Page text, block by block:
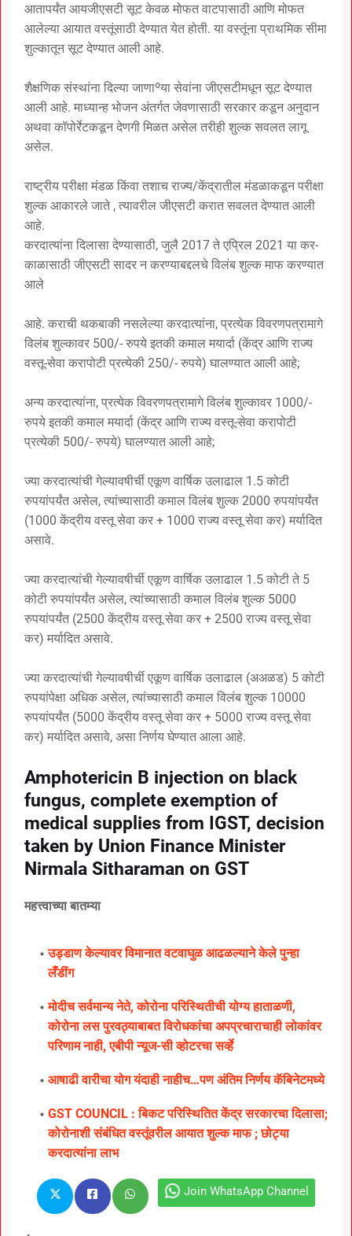
आतापर्यंत आयजीएसटी सूट केवळ मोफत वाटपासाठी आणि मोफत
आलेल्या आयात वस्तूंसाठी देण्यात येत होती. या वस्तूंना प्राथमिक सीमा
शुल्कातून सूट देण्यात आली आहे.
शैक्षणिक संस्थांना दिल्या जाणाºया सेवांना जीएसटीमधून सूट देण्यात
आली आहे. माध्यान्ह भोजन अंतर्गत जेवणासाठी सरकार कडून अनुदान
अथवा कॉपोर्रेटकडून देणगी मिळत असेल तरीही शुल्क सवलत लागू
असेल.
राष्ट्रीय परीक्षा मंडळ किंवा तशाच राज्य/केंद्रातील मंडळाकडून परीक्षा
शुल्क आकारले जाते , त्यावरील जीएसटी करात सवलत देण्यात आली
आहे.
करदात्यांना दिलासा देण्यासाठी, जुलै 2017 ते एप्रिल 2021 या कर-
काळासाठी जीएसटी सादर न करण्याबद्दलचे विलंब शुल्क माफ करण्यात
आले
आहे. कराची थकबाकी नसलेल्या करदात्यांना, प्रत्येक विवरणपत्रामागे
विलंब शुल्कावर 500/- रुपये इतकी कमाल मयार्दा (केंद्र आणि राज्य
वस्तू-सेवा करापोटी प्रत्येकी 250/- रुपये) घालण्यात आली आहे;
अन्य करदात्यांना, प्रत्येक विवरणपत्रामागे विलंब शुल्कावर 1000/-
रुपये इतकी कमाल मयार्दा (केंद्र आणि राज्य वस्तू-सेवा करापोटी
प्रत्येकी 500/- रुपये) घालण्यात आली आहे;
ज्या करदात्यांची गेल्यावषीर्ची एकूण वार्षिक उलाढाल 1.5 कोटी
रुपयांपर्यंत असेल, त्यांच्यासाठी कमाल विलंब शुल्क 2000 रुपयांपर्यंत
(1000 केंद्रीय वस्तू सेवा कर + 1000 राज्य वस्तू सेवा कर) मर्यादित
असावे.
ज्या करदात्यांची गेल्यावषीर्ची एकूण वार्षिक उलाढाल 1.5 कोटी ते 5
कोटी रुपयांपर्यंत असेल, त्यांच्यासाठी कमाल विलंब शुल्क 5000
रुपयांपर्यंत (2500 केंद्रीय वस्तू सेवा कर + 2500 राज्य वस्तू सेवा
कर) मर्यादित असावे.
ज्या करदात्यांची गेल्यावषीर्ची एकूण वार्षिक उलाढाल (अअळड) 5 कोटी
रुपयांपेक्षा अधिक असेल, त्यांच्यासाठी कमाल विलंब शुल्क 10000
रुपयांपर्यंत (5000 केंद्रीय वस्तू सेवा कर + 5000 राज्य वस्तू सेवा
कर) मर्यादित असावे, असा निर्णय घेण्यात आला आहे.
Amphotericin B injection on black
fungus, complete exemption of
medical supplies from IGST, decision
taken by Union Finance Minister
Nirmala Sitharaman on GST
महत्त्वाच्या बातम्या
उड्डाण केल्यावर विमानात वटवाघुळ आढळल्याने केले पुन्हा
लॅँडींग
मोदीच सर्वमान्य नेते, कोरोना परिस्थितीची योग्य हाताळणी,
कोरोना लस पुरवठ्याबाबत विरोधकांचा अपप्रचाराचाही लोकांवर
परिणाम नाही, एबीपी न्यूज-सी व्होटरचा सर्व्हे
आषाढी वारीचा योग यंदाही नाहीच…पण अंतिम निर्णय कॅबिनेटमध्ये
GST COUNCIL : बिकट परिस्थितित केंद्र सरकारचा दिलासा;
कोरोनाशी संबंधित वस्तूंवरील आयात शुल्क माफ ; छोट्या
करदात्यांना लाभ
Join WhatsApp Channel